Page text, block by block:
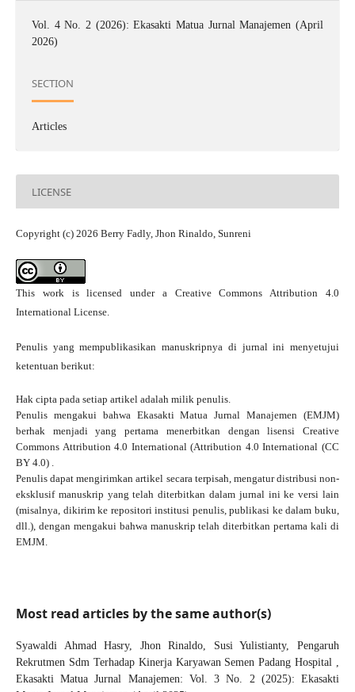
Vol. 4 No. 2 (2026): Ekasakti Matua Jurnal Manajemen (April
2026)
SECTION
Articles
LICENSE
Copyright (c) 2026 Berry Fadly, Jhon Rinaldo, Sunreni
This work is licensed under a Creative Commons Attribution 4.0
International License.
Penulis yang mempublikasikan manuskripnya di jurnal ini menyetujui
ketentuan berikut:
Hak cipta pada setiap artikel adalah milik penulis.
Penulis mengakui bahwa Ekasakti Matua Jurnal Manajemen (EMJM)
berhak menjadi yang pertama menerbitkan denganlisensi Creative
Commons Attribution 4.0 International(Attribution 4.0 International (CC
BY 4.0) .
Penulis dapat mengirimkan artikel secara terpisah, mengatur distribusi non-
eksklusif manuskrip yang telah diterbitkan dalam jurnal ini ke versi lain
(misalnya, dikirim ke repositori institusi penulis, publikasi ke dalam buku,
dll.), dengan mengakui bahwa manuskrip telah diterbitkan pertama kali di
EMJM.
Most read articles by the same author(s)
Syawaldi Ahmad Hasry, Jhon Rinaldo, Susi Yulistianty,Pengaruh
Rekrutmen Sdm Terhadap Kinerja Karyawan Semen Padang Hospital ,
Ekasakti Matua Jurnal Manajemen: Vol. 3 No. 2 (2025): Ekasakti